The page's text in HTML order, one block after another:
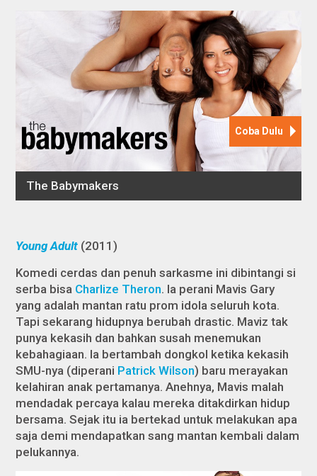
Young Adult (2011)
Komedi cerdas dan penuh sarkasme ini dibintangi si
serba bisa Charlize Theron. Ia perani Mavis Gary
yang adalah mantan ratu prom idola seluruh kota.
Tapi sekarang hidupnya berubah drastic. Maviz tak
punya kekasih dan bahkan susah menemukan
kebahagiaan. Ia bertambah dongkol ketika kekasih
SMU-nya (diperani Patrick Wilson) baru merayakan
kelahiran anak pertamanya. Anehnya, Mavis malah
mendadak percaya kalau mereka ditakdirkan hidup
bersama. Sejak itu ia bertekad untuk melakukan apa
saja demi mendapatkan sang mantan kembali dalam
pelukannya.